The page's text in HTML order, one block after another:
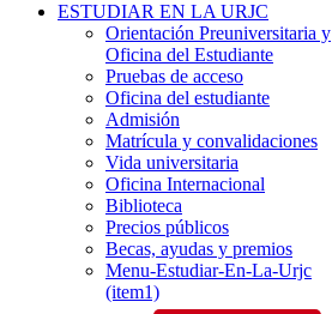
ESTUDIAR EN LA URJC
Orientación Preuniversitaria y
Oficina del Estudiante
Pruebas de acceso
Oficina del estudiante
Admisión
Matrícula y convalidaciones
Vida universitaria
Oficina Internacional
Biblioteca
Precios públicos
Becas, ayudas y premios
Menu-Estudiar-En-La-Urjc
(item1)